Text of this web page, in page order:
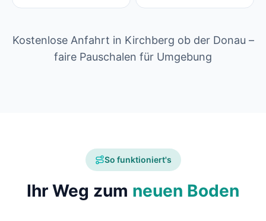
Kostenlose Anfahrt in Kirchberg ob der Donau –
faire Pauschalen für Umgebung
So funktioniert's
Ihr Weg zum neuen Boden